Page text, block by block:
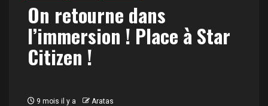
On retourne dans
l’immersion ! Place à Star
Citizen !
9 mois il y a Aratas